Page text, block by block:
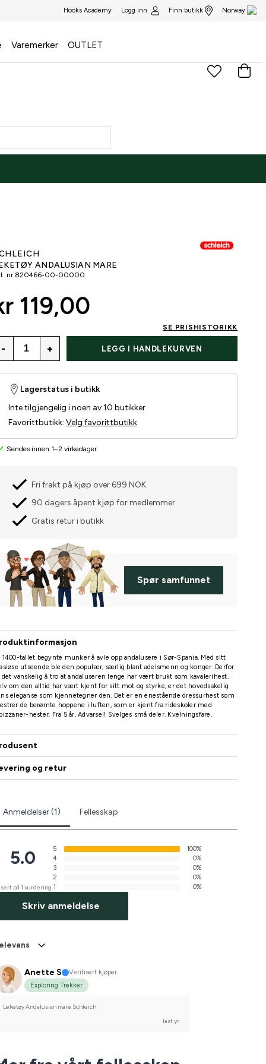
Hööks Academy Logg inn Finn butikk Norway
Varemerker OUTLET
ANDALUSIAN MARE
nr 820466-00-00000
119,00
SE PRISHISTORIKK
- + LEGG I HANDLEKURVEN
Sendes innen 1–2 virkedager
Lagerstatus i butikk
Inte tilgjengelig i noen av 10 butikker
Favorittbutikk: Velg favorittbutikk
Fri frakt på kjøp over 699 NOK
90 dagers åpent kjøp for medlemmer
Gratis retur i butikk
Spør samfunnet
1400-tallet begynte munker å avle opp andalusere i Sør-Spania. Med sitt
utseende ble den populær, særlig blant adelsmenn og konger. Derfor
det vanskelig å tro at andaluseren lenge har vært brukt som kavalerihest.
om den alltid har vært kjent for sitt mot og styrke, er det hovedsakelig
eleganse som kjennetegner den. Det er en enestående dressurhest som
de berømte hoppene i luften, som er kjent fra rideskoler med
hester. Fra 5 år. Advarsel! Svelges små deler. Kvelningsfare.
og retur
Anmeldelser (1) Fellesskap
5.0
på 1 vurdering
5
100%
4
0%
3
0%
2
0%
1
0%
Skriv anmeldelse
Anette S
Verifisert kjøper
Exploring Trekker
Leketøy Andalusian mare Schleich
last yr.